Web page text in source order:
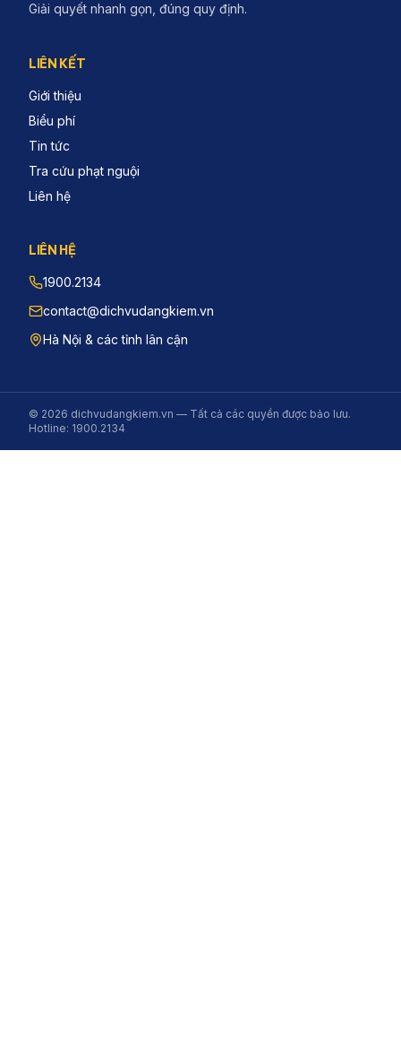
Giải quyết nhanh gọn, đúng quy định.
LIÊN KẾT
Giới thiệu
Biểu phí
Tin tức
Tra cứu phạt nguội
Liên hệ
LIÊN HỆ
1900.2134
contact@dichvudangkiem.vn
Hà Nội & các tỉnh lân cận
© 2026 dichvudangkiem.vn — Tất cả các quyền được bảo lưu.
Hotline: 1900.2134